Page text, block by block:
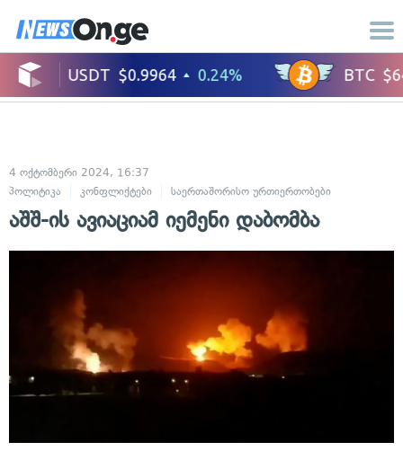
4 ოქტომბერი 2024, 16:37
პოლიტიკა
კონფლიქტები საერთაშორისო ურთიერთობები
აშშ-ის ავიაციამ იემენი დაბომბა